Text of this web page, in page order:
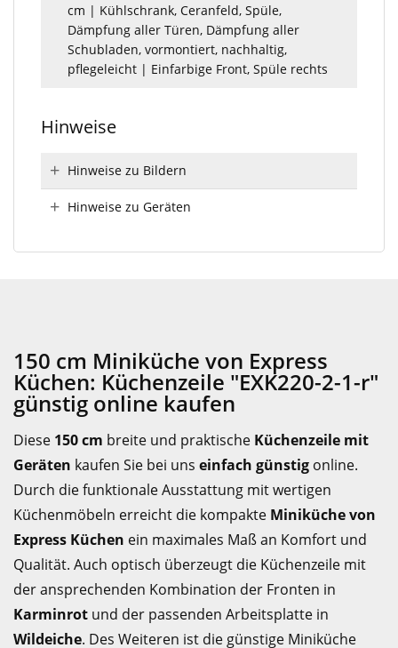
cm | Kühlschrank, Ceranfeld, Spüle,
Dämpfung aller Türen, Dämpfung aller
Schubladen, vormontiert, nachhaltig,
pflegeleicht | Einfarbige Front, Spüle rechts
Hinweise
Hinweise zu Bildern
Hinweise zu Geräten
150 cm Miniküche von Express
Küchen: Küchenzeile "EXK220-2-1-r"
günstig online kaufen
Diese 150 cm breite und praktische Küchenzeile mit
Geräten kaufen Sie bei uns einfach günstig online.
Durch die funktionale Ausstattung mit wertigen
Küchenmöbeln erreicht die kompakte Miniküche von
Express Küchen ein maximales Maß an Komfort und
Qualität. Auch optisch überzeugt die Küchenzeile mit
der ansprechenden Kombination der Fronten in
Karminrot und der passenden Arbeitsplatte in
Wildeiche. Des Weiteren ist die günstige Miniküche